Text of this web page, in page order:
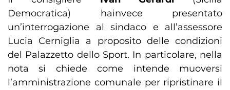
Democratica) hainvece presentato
un’interrogazione al sindaco e all’assessore
Lucia Cerniglia a proposito delle condizioni
del Palazzetto dello Sport. In particolare, nella
nota si chiede come intende muoversi
l’amministrazione comunale per ripristinare il